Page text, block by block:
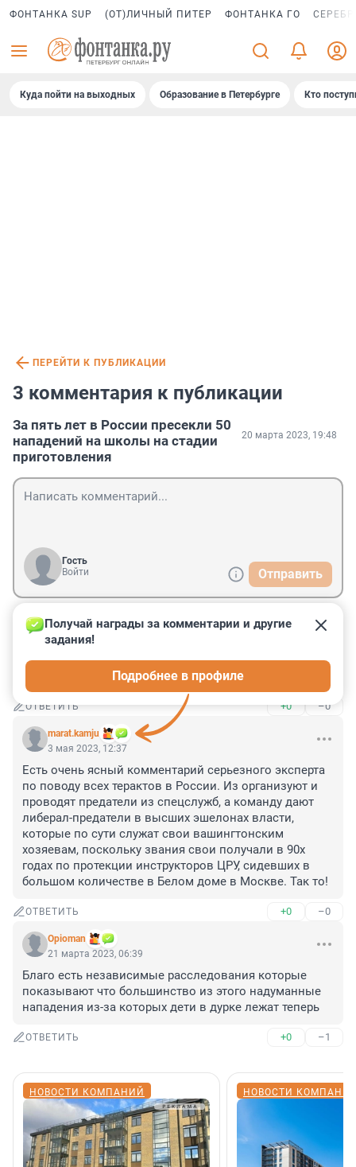
ФОНТАНКА SUP (ОТ)ЛИЧНЫЙ ПИТЕР ФОНТАНКА ГО
Куда пойти на выходных Образование в Петербурге Кто
ПЕРЕЙТИ К ПУБЛИКАЦИИ
3 комментария к публикации
За пять лет в России пресекли 50
нападений на школы на стадии
приготовления
20 марта 2023, 19:48
Гость
Войти
Отправить
Гость
3 мая 2023, 12:48
"Приготавливают - еду"
...на стадии ( этапе) подготовки....
ОТВЕТИТЬ +0 –0
marat.kamju
Получай награды за комментарии и другие
задания!
Подробнее в профиле
3 мая 2023, 12:37
Есть очень ясный комментарий серьезного эксперта
по поводу всех терактов в России. Из организуют и
проводят предатели из спецслужб, а команду дают
либерал-предатели в высших эшелонах власти,
которые по сути служат свои вашингтонским
хозяевам, поскольку звания свои получали в 90х
годах по протекции инструкторов ЦРУ, сидевших в
большом количестве в Белом доме в Москве. Так то!
ОТВЕТИТЬ +0 –0
Opioman
21 марта 2023, 06:39
Благо есть независимые расследования которые
показывают что большинство из этого надуманные
нападения из-за которых дети в дурке лежат теперь
ОТВЕТИТЬ +0 –1
НОВОСТИ КОМПАНИЙ НОВОСТИ